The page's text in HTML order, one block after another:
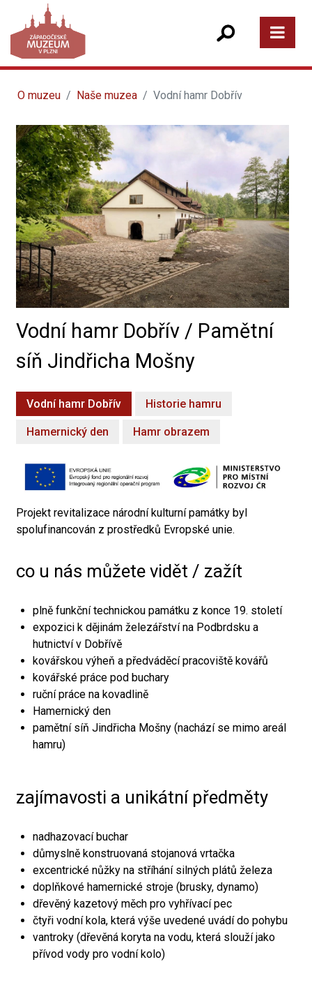
O muzeu Naše muzea Vodní hamr Dobřív
Vodní hamr Dobřív / Pamětní
síň Jindřicha Mošny
Vodní hamr Dobřív Historie hamru
Hamernický den Hamr obrazem
Projekt revitalizace národní kulturní památky byl
spolufinancován z prostředků Evropské unie.
co u nás můžete vidět / zažít
plně funkční technickou památku z konce 19. století
expozici k dějinám železářství na Podbrdsku a
hutnictví v Dobřívě
kovářskou výheň a předváděcí pracoviště kovářů
kovářské práce pod buchary
ruční práce na kovadlině
Hamernický den
pamětní síň Jindřicha Mošny (nachází se mimo areál
hamru)
zajímavosti a unikátní předměty
nadhazovací buchar
důmyslně konstruovaná stojanová vrtačka
excentrické nůžky na stříhání silných plátů železa
doplňkové hamernické stroje (brusky, dynamo)
dřevěný kazetový měch pro vyhřívací pec
čtyři vodní kola, která výše uvedené uvádí do pohybu
vantroky (dřevěná koryta na vodu, která slouží jako
přívod vody pro vodní kolo)